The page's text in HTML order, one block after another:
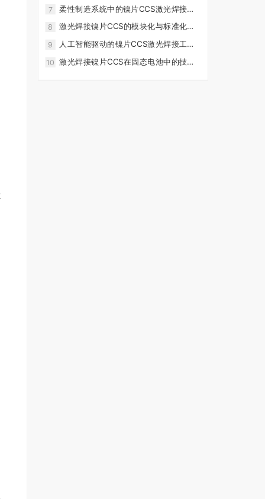
7 柔性制造系统中的镍片CCS激光焊接自
动化解决方案
8
激光焊接镍片CCS的模块化与标准化设
计方向
9 人工智能驱动的镍片CCS激光焊接工艺
10
激光焊接镍片CCS在固态电池中的技术